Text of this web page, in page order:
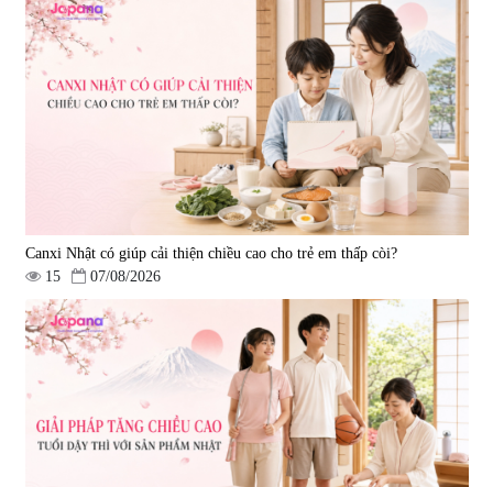
Canxi Nhật có giúp cải thiện chiều cao cho trẻ em thấp còi?
15
07/08/2026